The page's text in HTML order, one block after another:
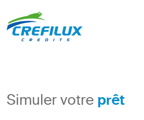
Simuler votreprêt